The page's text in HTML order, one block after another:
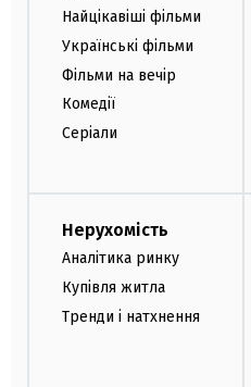
Найцікавіші фільми
Українські фільми
Фільми на вечір
Комедії
Серіали
Нерухомість
Аналітика ринку
Купівля житла
Тренди і натхнення